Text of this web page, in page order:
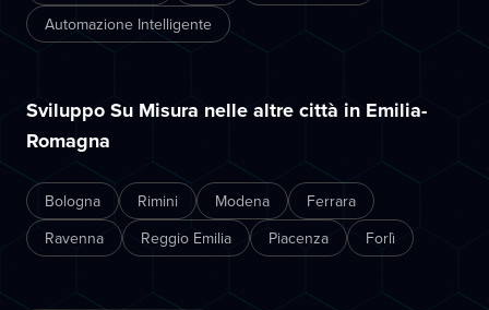
Automazione Intelligente
Sviluppo Su Misura nelle altre città in Emilia-
Romagna
Bologna Rimini Modena
Ferrara
Ravenna
Reggio Emilia Piacenza Forlì